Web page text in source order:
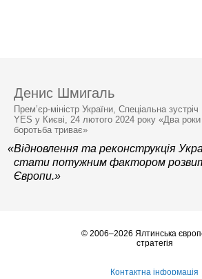
Денис Шмигаль
Прем’єр-міністр України, Спеціальна зустріч
YES у Києві, 24 лютого 2024 року «Два
боротьба триває»
«Відновлення та реконструкція
стати потужним фактором
Європи.»
© 2006–2026 Ялтинська
стратегія
Контактна інформація